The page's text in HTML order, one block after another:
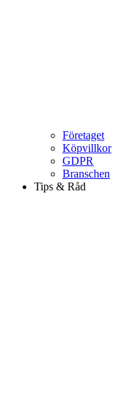
Företaget
Köpvillkor
GDPR
Branschen
Tips & Råd